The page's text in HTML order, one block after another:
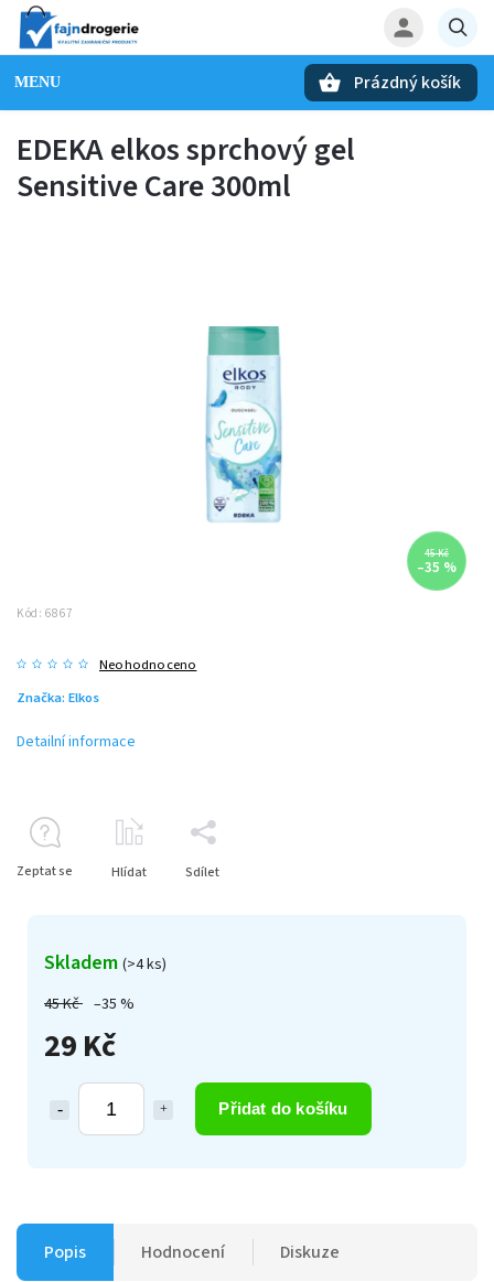
Prázdný košík
EDEKA elkos sprchový gel
Sensitive Care 300ml
45 Kč
–35 %
Kód: 6867
Neohodnoceno
Značka: Elkos
45 Kč –35 %
29 Kč
Přidat do košíku
Skladem (>4 ks)
Detailní informace
Zeptat se Hlídat Sdílet
Popis Hodnocení Diskuze